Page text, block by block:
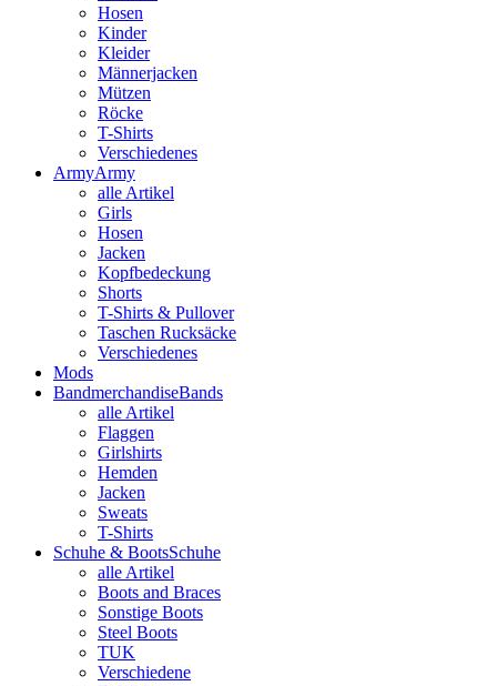
Hosen
Kinder
Kleider
Männerjacken
Mützen
Röcke
T-Shirts
Verschiedenes
ArmyArmy
alle Artikel
Girls
Hosen
Jacken
Kopfbedeckung
Shorts
T-Shirts & Pullover
Taschen Rucksäcke
Verschiedenes
Mods
BandmerchandiseBands
alle Artikel
Flaggen
Girlshirts
Hemden
Jacken
Sweats
T-Shirts
Schuhe & BootsSchuhe
alle Artikel
Boots and Braces
Sonstige Boots
Steel Boots
TUK
Verschiedene